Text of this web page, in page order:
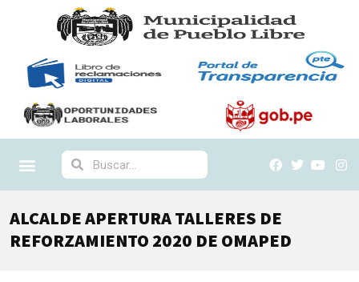
ALCALDE APERTURA TALLERES DE
REFORZAMIENTO 2020 DE OMAPED